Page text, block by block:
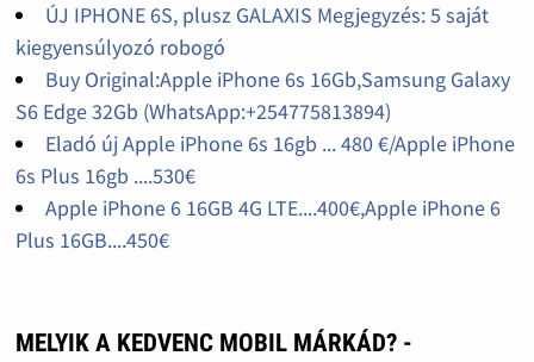
ÚJ IPHONE 6S, plusz GALAXIS Megjegyzés: 5 saját
kiegyensúlyozó robogó
Buy Original:Apple iPhone 6s 16Gb,Samsung Galaxy
S6 Edge 32Gb (WhatsApp:+254775813894)
Eladó új Apple iPhone 6s 16gb ... 480 €/Apple iPhone
6s Plus 16gb ....530€
Apple iPhone 6 16GB 4G LTE....400€,Apple iPhone 6
Plus 16GB....450€
MELYIK A KEDVENC MOBIL MÁRKÁD? -